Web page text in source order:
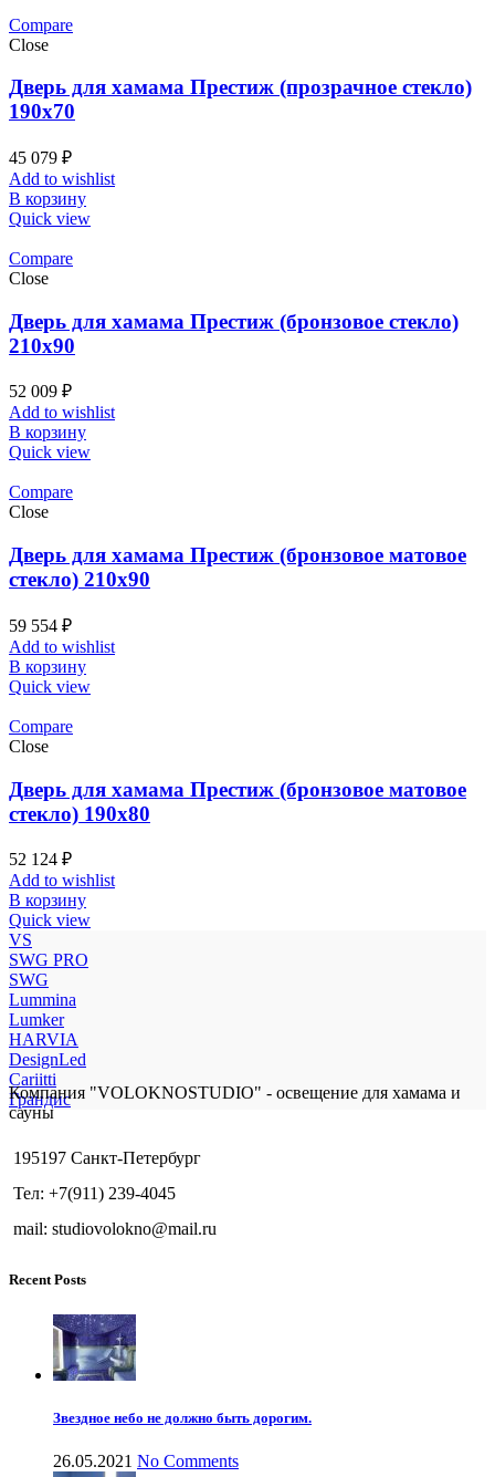
Compare
Close
Дверь для хамама Престиж (прозрачное стекло)
190х70
45 079 ₽
Add to wishlist
В корзину
Quick view
Compare
Close
Дверь для хамама Престиж (бронзовое стекло)
210х90
52 009 ₽
Add to wishlist
В корзину
Quick view
Compare
Close
Дверь для хамама Престиж (бронзовое матовое
стекло) 210х90
59 554 ₽
Add to wishlist
В корзину
Quick view
Compare
Close
Дверь для хамама Престиж (бронзовое матовое
стекло) 190х80
52 124 ₽
Add to wishlist
В корзину
Quick view
VS
SWG PRO
SWG
Lummina
Lumker
HARVIA
DesignLed
Cariitti
Грандис
Компания "VOLOKNOSTUDIO" - освещение для хамама и
сауны
195197 Санкт-Петербург
Тел: +7(911) 239-4045
mail: studiovolokno@mail.ru
Recent Posts
Звездное небо не должно быть дорогим.
26.05.2021 No Comments